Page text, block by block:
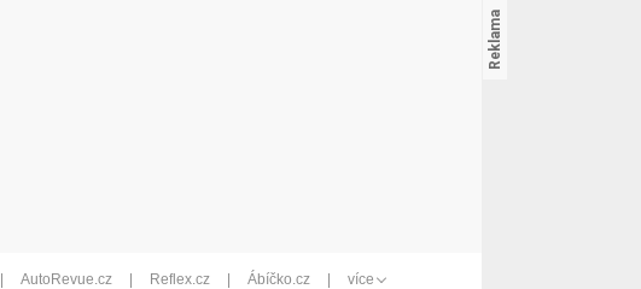
AutoRevue.cz Reflex.cz Ábíčko.cz více